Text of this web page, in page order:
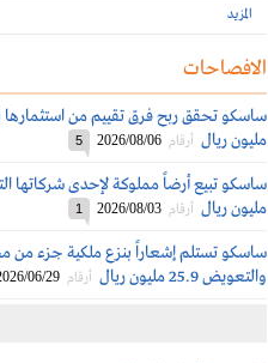
المزيد
الافصاحات
مليون ريال أرقام 2026/08/06
5
مليون ريال أرقام 2026/08/03
1
ساسكو تستلم إشعاراً بنزع ملكية جزء من
والتعويض 25.9 مليون ريال
أرقام 06/29